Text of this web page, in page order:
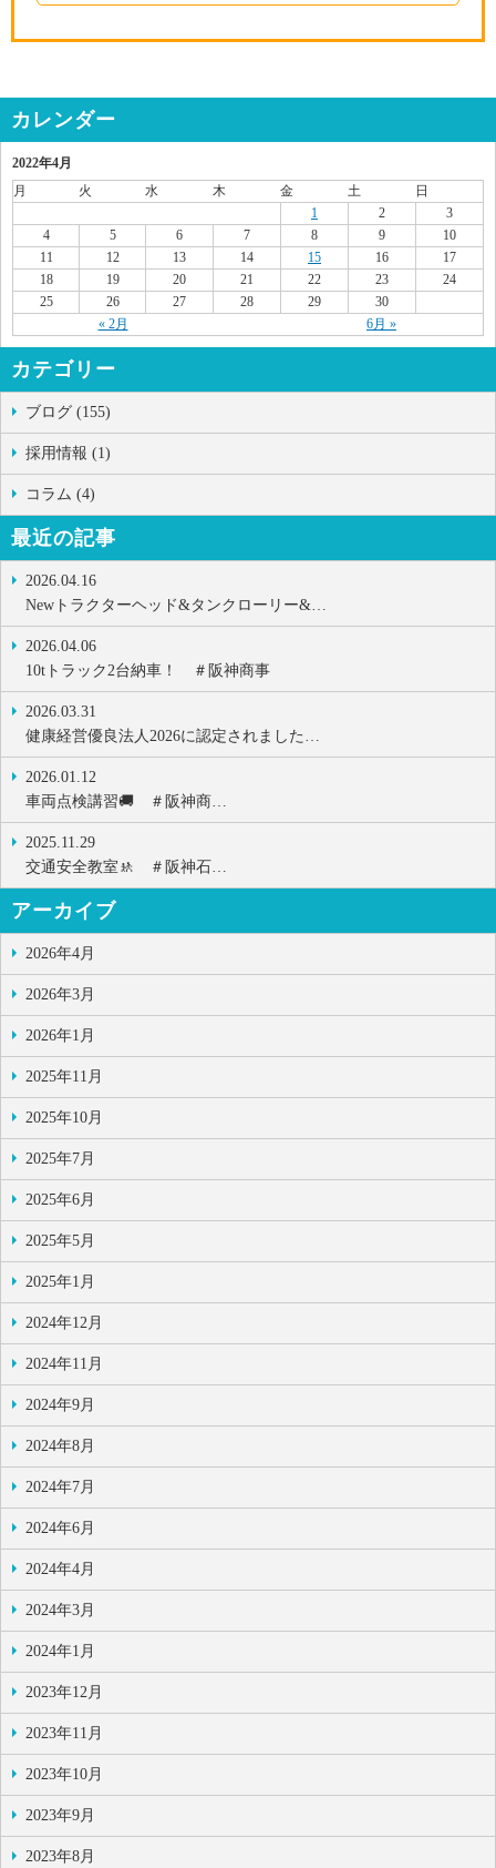
カレンダー
2022年4月
月
火 水 木 金 土 日
« 2月 6月 »
1 2
3
4
5 6 7 8 9
10
11
12 13 14 15 16
17
18
19 20 21 22 23
24
25
26 27 28 29 30
カテゴリー
ブログ (155)
採用情報 (1)
コラム (4)
最近の記事
2026.04.16
Newトラクターヘッド&タンクローリー&…
2026.04.06
10tトラック2台納車！ ＃阪神商事
2026.03.31
健康経営優良法人2026に認定されました…
2026.01.12
車両点検講習🚚 ＃阪神商…
2025.11.29
交通安全教室🚸 ＃阪神石…
アーカイブ
2026年4月
2026年3月
2026年1月
2025年11月
2025年10月
2025年7月
2025年6月
2025年5月
2025年1月
2024年12月
2024年11月
2024年9月
2024年8月
2024年7月
2024年6月
2024年4月
2024年3月
2024年1月
2023年12月
2023年11月
2023年10月
2023年9月
2023年8月